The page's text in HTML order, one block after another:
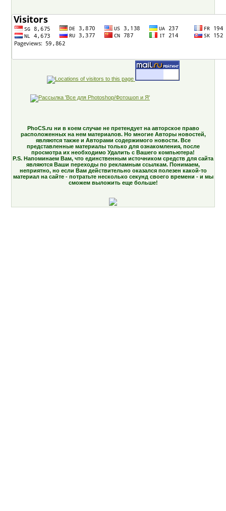
PhoCS.ru ни в коем случае не претендует на авторское право
расположенных на нем материалов. Но многие Авторы новостей,
являются также и Авторами содержимого новости. Все
представленные материалы только для ознакомления, после
просмотра их необходимо Удалить с Вашего компьютера!
P.S. Напоминаем Вам, что единственным источником средств для сайта
являются Ваши переходы по рекламным ссылкам. Понимаем,
неприятно, но если Вам действительно оказался полезен какой-то
материал на сайте - потратьте несколько секунд своего времени - и мы
сможем выложить еще больше!